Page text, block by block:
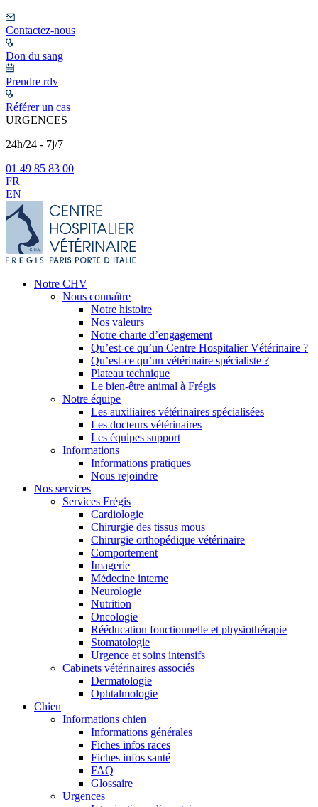
Contactez-nous
Don du sang
Prendre rdv
Référer un cas
URGENCES
24h/24 - 7j/7
01 49 85 83 00
FR
EN
Notre CHV
Nous connaître
Notre histoire
Nos valeurs
Notre charte d’engagement
Qu’est-ce qu’un Centre Hospitalier Vétérinaire ?
Qu’est-ce qu’un vétérinaire spécialiste ?
Plateau technique
Le bien-être animal à Frégis
Notre équipe
Les auxiliaires vétérinaires spécialisées
Les docteurs vétérinaires
Les équipes support
Informations
Informations pratiques
Nous rejoindre
Nos services
Services Frégis
Cardiologie
Chirurgie des tissus mous
Chirurgie orthopédique vétérinaire
Comportement
Imagerie
Médecine interne
Neurologie
Nutrition
Oncologie
Rééducation fonctionnelle et physiothérapie
Stomatologie
Urgence et soins intensifs
Cabinets vétérinaires associés
Dermatologie
Ophtalmologie
Chien
Informations chien
Informations générales
Fiches infos races
Fiches infos santé
FAQ
Glossaire
Urgences